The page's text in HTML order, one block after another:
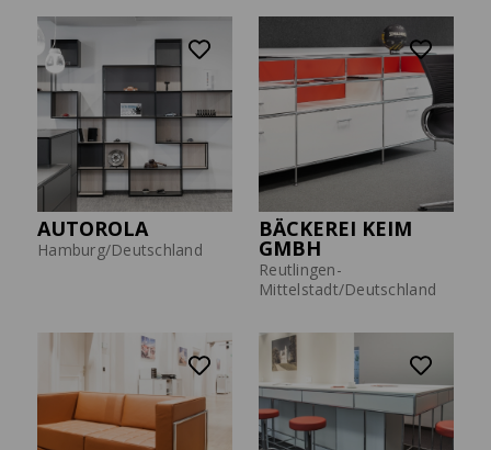
AUTOROLA
Hamburg/Deutschland
BÄCKEREI KEIM
GMBH
Reutlingen-
Mittelstadt/Deutschland